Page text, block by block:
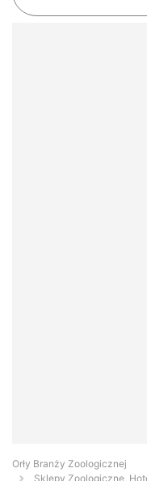
Orły Branży Zoologicznej
Sklepy Zoologiczne,